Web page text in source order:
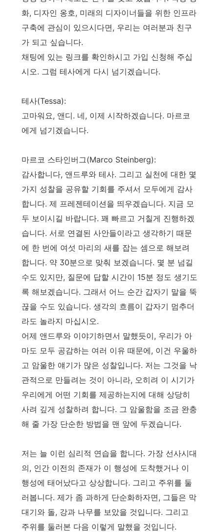
화, 디자인 옹호, 미래의 디자이너들을 위한 인프라
구축에 관심이 있으시다면, 우리는 여러분과 친구
가 되고 싶습니다.
채팅에 있는 링크를 확인하시고 가입 신청해 주십
시오. 그럼 테사에게 다시 넘기겠습니다.
테사(Tessa):
고마워요, 앤디. 네, 이제 시작하겠습니다. 마르코
에게 넘기겠습니다.
마르코 스타인버그(Marco Steinberg):
감사합니다, 앤드루와 테사. 그리고 실천에 대한 몇
가지 성찰을 공유할 기회를 주셔서 모두에게 감사
합니다. 제 프레젠테이션을 띄우겠습니다. 지금 모
두 보이시길 바랍니다. 꽤 빠르고 거칠게 진행하겠
습니다. 서로 연결된 사안들이라고 생각하기 때문
에 한 번에 여섯 마리의 새를 잡는 셈으로 해보려
합니다. 약 30분으로 맞춰 보겠습니다. 몇 분 넘길
수도 있지만, 질문에 답할 시간이 15분 정도 생기도
록 해보겠습니다. 그래서 어느 순간 갑자기 말을 뚝
끊을 수도 있습니다. 생각의 흐름이 갑자기 멈추더
라도 놀라지 마십시오.
어제 앤드루와 이야기하면서 말했듯이, 우리가 아
마도 모두 공감하는 여러 이유 때문에, 이건 우울하
고 암울한 얘기가 많은 성찰입니다. 저는 그것을 낙
관적으로 만들려는 것이 아니라, 오히려 이 시기가
우리에게 어떤 기회를 제공하는지에 대해 상당히
사려 깊게 성찰하려 합니다. 그 암울함을 조금 완충
해 줄 가장 단순한 방법을 맨 앞에 두겠습니다.
저는 늘 이런 심리적 연습을 합니다. 가장 선사시대
의, 인간 이전의 존재가 이 행성에 도착했거나 이
행성에 태어났다고 상상합니다. 그리고 주위를 둘
러봅니다. 제가 좀 과하게 단순화하자면, 그들은 막
대기와 돌, 강과 나무를 보았을 것입니다. 그리고
주위를 둘러본 다음 이렇게 말했을 것입니다.